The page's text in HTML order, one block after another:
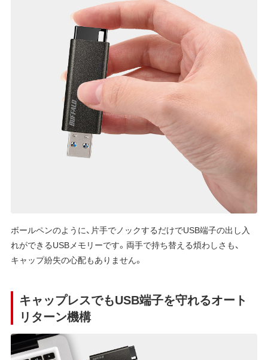
ボールペンのように、片手でノックするだけでUSB端子の出し入
れができるUSBメモリーです。両手で持ち替える煩わしさも、
キャップ紛失の心配もありません。
キャップレスでもUSB端子を守れるオート
リターン機構